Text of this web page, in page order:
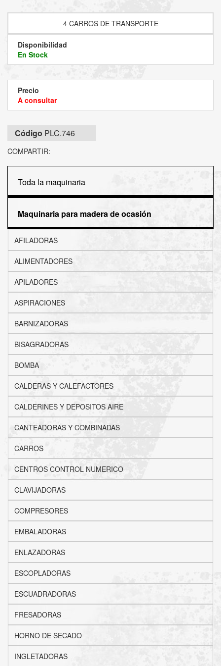
4 CARROS DE TRANSPORTE
Disponibilidad
En Stock
Precio
A consultar
Código PLC.746
COMPARTIR:
Toda la maquinaria
Maquinaria para madera de ocasión
AFILADORAS
ALIMENTADORES
APILADORES
ASPIRACIONES
BARNIZADORAS
BISAGRADORAS
BOMBA
CALDERAS Y CALEFACTORES
CALDERINES Y DEPOSITOS AIRE
CANTEADORAS Y COMBINADAS
CARROS
CENTROS CONTROL NUMERICO
CLAVIJADORAS
COMPRESORES
EMBALADORAS
ENLAZADORAS
ESCOPLADORAS
ESCUADRADORAS
FRESADORAS
HORNO DE SECADO
INGLETADORAS